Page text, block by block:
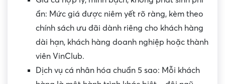
ẩn: Mức giá được niêm yết rõ ràng, kèm theo
chính sách ưu đãi dành riêng cho khách hàng
dài hạn, khách hàng doanh nghiệp hoặc thành
viên VinClub.
Dịch vụ cá nhân hóa chuẩn 5 sao: Mỗi khách